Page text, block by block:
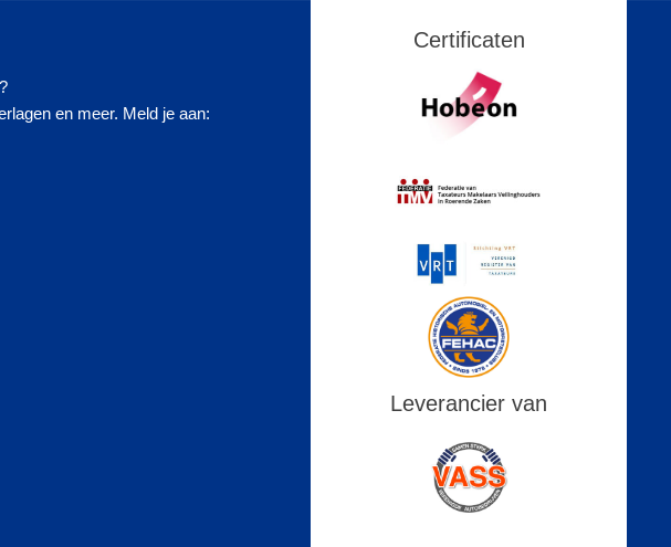
en meer. Meld je aan:
Certificaten
Leverancier van